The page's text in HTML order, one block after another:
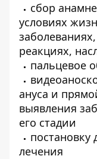
сбор
условиях
реакциях,
пальцевое
ануса и
выявления
его стадии
постановку
лечения